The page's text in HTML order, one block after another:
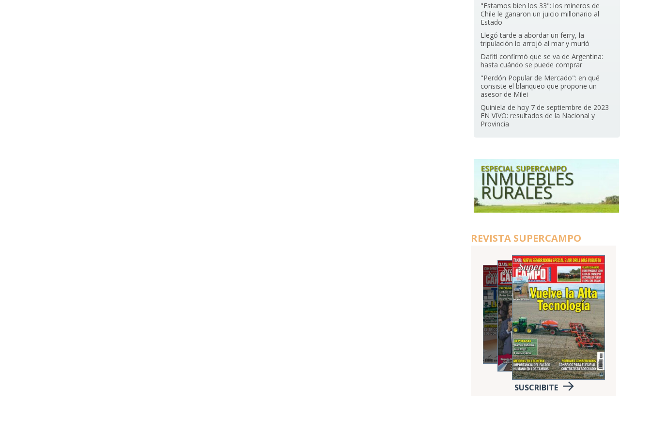
"Estamos bien los 33": los mineros de
Chile le ganaron un juicio millonario al
Estado
Llegó tarde a abordar un ferry, la
tripulación lo arrojó al mar y murió
Dafiti confirmó que se va de Argentina:
hasta cuándo se puede comprar
"Perdón Popular de Mercado": en qué
consiste el blanqueo que propone un
asesor de Milei
Quiniela de hoy 7 de septiembre de 2023
EN VIVO: resultados de la Nacional y
Provincia
REVISTA SUPERCAMPO
SUSCRIBITE